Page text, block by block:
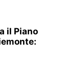
il Piano